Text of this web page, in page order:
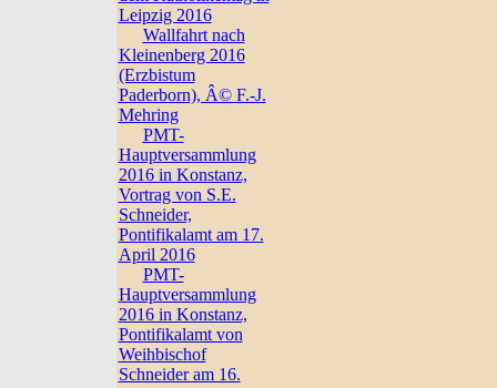
Leipzig 2016
Wallfahrt nach
Kleinenberg 2016
(Erzbistum
Paderborn), Â© F.-J.
Mehring
PMT-
Hauptversammlung
2016 in Konstanz,
Vortrag von S.E.
Schneider,
Pontifikalamt am 17.
April 2016
PMT-
Hauptversammlung
2016 in Konstanz,
Pontifikalamt von
Weihbischof
Schneider am 16.